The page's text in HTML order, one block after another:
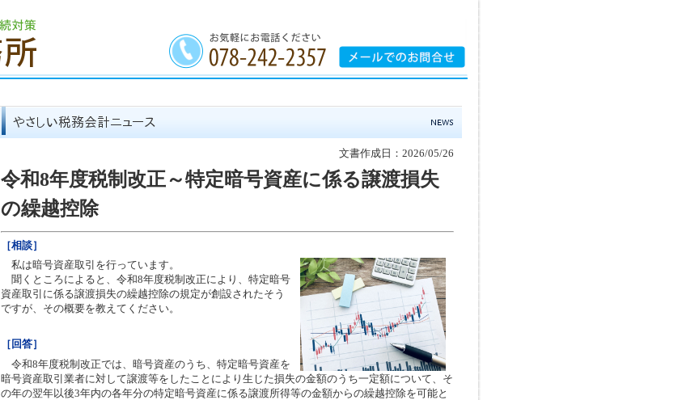
文書作成日：2026/05/26
令和8年度税制改正～特定暗号資産に係る譲渡損失
の繰越控除
［相談］
私は暗号資産取引を行っています。
聞くところによると、令和8年度税制改正により、特定暗号
資産取引に係る譲渡損失の繰越控除の規定が創設されたそう
ですが、その概要を教えてください。
［回答］
令和8年度税制改正では、暗号資産のうち、特定暗号資産を
暗号資産取引業者に対して譲渡等をしたことにより生じた損失の金額のうち一定額について、そ
の年の翌年以後3年内の各年分の特定暗号資産に係る譲渡所得等の金額からの繰越控除を可能と